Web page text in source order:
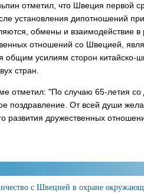
отметил, что Швеция первой
установления дипотношений
обмены и взаимодействие
отношений со Швецией,
общим усилиям сторон
стран.
отметил: "По случаю 65-летия
поздравление. От всей души
развития дружественных
с Швецией в охране